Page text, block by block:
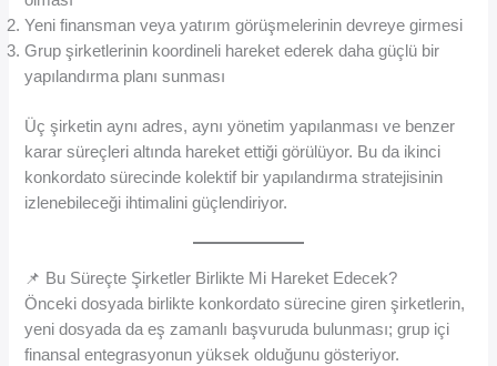
Yeni finansman veya yatırım görüşmelerinin devreye girmesi
Grup şirketlerinin koordineli hareket ederek daha güçlü bir
yapılandırma planı sunması
Üç şirketin aynı adres, aynı yönetim yapılanması ve benzer
karar süreçleri altında hareket ettiği görülüyor. Bu da ikinci
konkordato sürecinde kolektif bir yapılandırma stratejisinin
izlenebileceği ihtimalini güçlendiriyor.
📌 Bu Süreçte Şirketler Birlikte Mi Hareket Edecek?
Önceki dosyada birlikte konkordato sürecine giren şirketlerin,
yeni dosyada da eş zamanlı başvuruda bulunması; grup içi
finansal entegrasyonun yüksek olduğunu gösteriyor.